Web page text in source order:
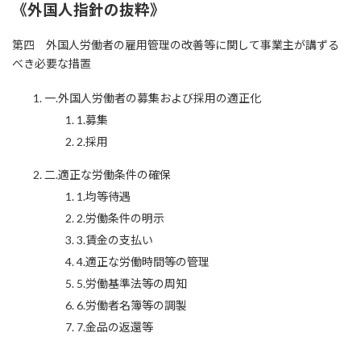
《外国人指針の抜粋》
第四 外国人労働者の雇用管理の改善等に関して事業主が講ずる
べき必要な措置
一.外国人労働者の募集および採用の適正化
1.募集
2.採用
二.適正な労働条件の確保
1.均等待遇
2.労働条件の明示
3.賃金の支払い
4.適正な労働時間等の管理
5.労働基準法等の周知
6.労働者名簿等の調製
7.金品の返還等